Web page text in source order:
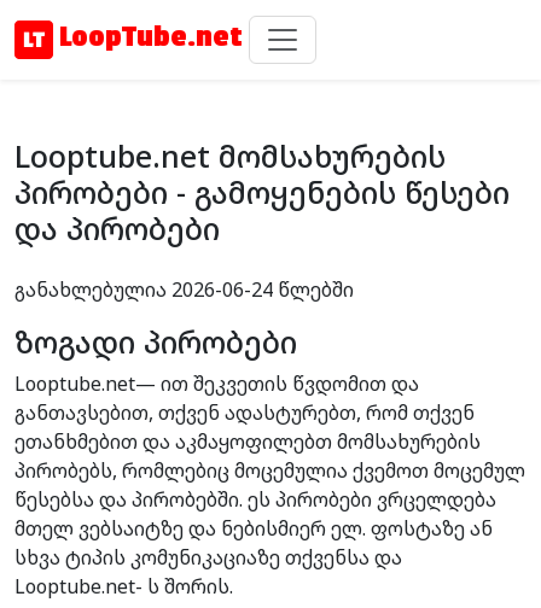
LoopTube.net
Looptube.net მომსახურების
პირობები - გამოყენების წესები
და პირობები
განახლებულია 2026-06-24 წლებში
ზოგადი პირობები
Looptube.net— ით შეკვეთის წვდომით და
განთავსებით, თქვენ ადასტურებთ, რომ თქვენ
ეთანხმებით და აკმაყოფილებთ მომსახურების
პირობებს, რომლებიც მოცემულია ქვემოთ მოცემულ
წესებსა და პირობებში. ეს პირობები ვრცელდება
მთელ ვებსაიტზე და ნებისმიერ ელ. ფოსტაზე ან
სხვა ტიპის კომუნიკაციაზე თქვენსა და
Looptube.net- ს შორის.